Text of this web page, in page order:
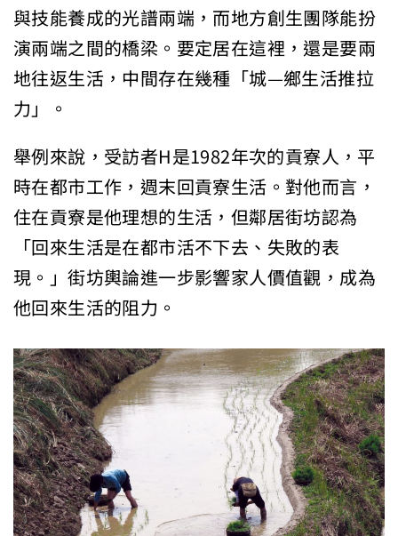
與技能養成的光譜兩端，而地方創生團隊能扮
演兩端之間的橋梁。要定居在這裡，還是要兩
地往返生活，中間存在幾種「城—鄉生活推拉
力」。
舉例來說，受訪者H是1982年次的貢寮人，平
時在都市工作，週末回貢寮生活。對他而言，
住在貢寮是他理想的生活，但鄰居街坊認為
「回來生活是在都市活不下去、失敗的表
現。」街坊輿論進一步影響家人價值觀，成為
他回來生活的阻力。